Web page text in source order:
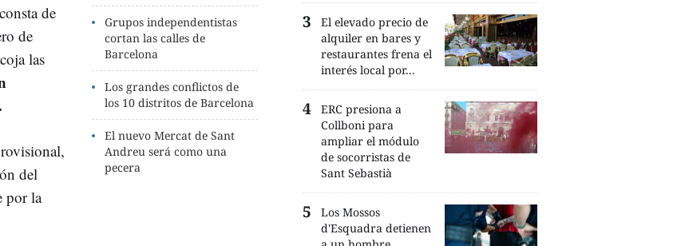
Grupos independentistas
cortan las calles de
Barcelona
Los grandes conflictos de
los 10 distritos de Barcelona
El nuevo Mercat de Sant
Andreu será como una
pecera
de
de
las
del
por la
El elevado precio de
alquiler en bares y
restaurantes frena el
interés local por...
ERC presiona a
Collboni para
ampliar el módulo
de socorristas de
Sant Sebastià
Los Mossos
d'Esquadra detienen